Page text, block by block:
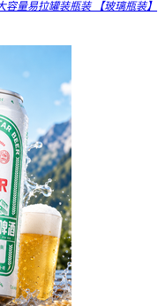
量易拉罐装瓶装 【玻璃瓶装】